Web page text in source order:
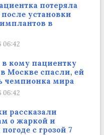
потеряла
установки
в
06:42
кому пациентку
Москве спасли, ей
чемпионка мира
06:42
рассказали
о жаркой и
с грозой 7